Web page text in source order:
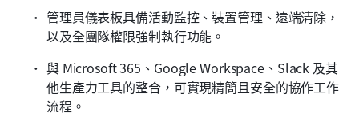
管理員儀表板具備活動監控、裝置管理、遠端清除，
以及全團隊權限強制執行功能。
與 Microsoft 365、Google Workspace、Slack 及其
他生產力工具的整合，可實現精簡且安全的協作工作
流程。